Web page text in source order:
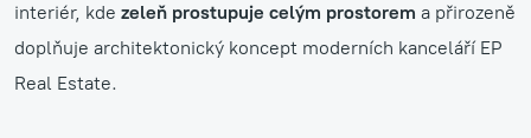
interiér, kde zeleň prostupuje celým prostorem a přirozeně
doplňuje architektonický koncept moderních kanceláří EP
Real Estate.